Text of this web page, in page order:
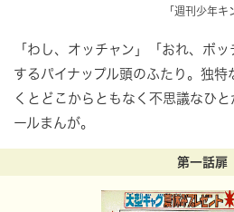
「週刊少年
「わし、オッチャン」「おれ、ボ
するパイナップル頭のふたり。独
くとどこからともなく不思議なひと
ールまんが。
第一話扉